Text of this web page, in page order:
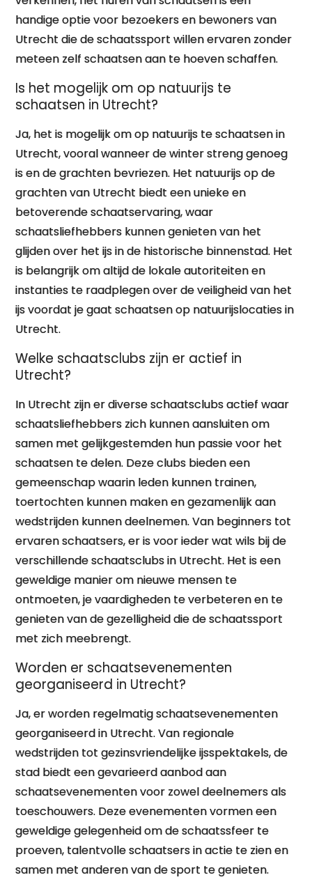
handige optie voor bezoekers en bewoners van
Utrecht die de schaatssport willen ervaren zonder
meteen zelf schaatsen aan te hoeven schaffen.
Is het mogelijk om op natuurijs te
schaatsen in Utrecht?
Ja, het is mogelijk om op natuurijs te schaatsen in
Utrecht, vooral wanneer de winter streng genoeg
is en de grachten bevriezen. Het natuurijs op de
grachten van Utrecht biedt een unieke en
betoverende schaatservaring, waar
schaatsliefhebbers kunnen genieten van het
glijden over het ijs in de historische binnenstad. Het
is belangrijk om altijd de lokale autoriteiten en
instanties te raadplegen over de veiligheid van het
ijs voordat je gaat schaatsen op natuurijslocaties in
Utrecht.
Welke schaatsclubs zijn er actief in
Utrecht?
In Utrecht zijn er diverse schaatsclubs actief waar
schaatsliefhebbers zich kunnen aansluiten om
samen met gelijkgestemden hun passie voor het
schaatsen te delen. Deze clubs bieden een
gemeenschap waarin leden kunnen trainen,
toertochten kunnen maken en gezamenlijk aan
wedstrijden kunnen deelnemen. Van beginners tot
ervaren schaatsers, er is voor ieder wat wils bij de
verschillende schaatsclubs in Utrecht. Het is een
geweldige manier om nieuwe mensen te
ontmoeten, je vaardigheden te verbeteren en te
genieten van de gezelligheid die de schaatssport
met zich meebrengt.
Worden er schaatsevenementen
georganiseerd in Utrecht?
Ja, er worden regelmatig schaatsevenementen
georganiseerd in Utrecht. Van regionale
wedstrijden tot gezinsvriendelijke ijsspektakels, de
stad biedt een gevarieerd aanbod aan
schaatsevenementen voor zowel deelnemers als
toeschouwers. Deze evenementen vormen een
geweldige gelegenheid om de schaatssfeer te
proeven, talentvolle schaatsers in actie te zien en
samen met anderen van de sport te genieten.